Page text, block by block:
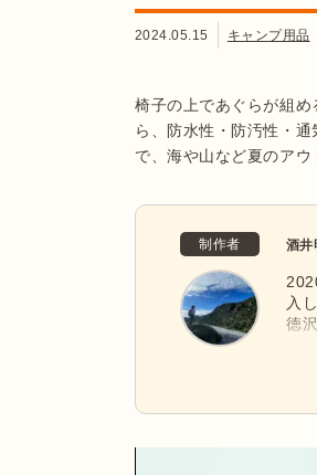
2024.05.15 キャンプ用品
椅子の上であぐらが組
ら、防水性・防汚性・
で、海や山など夏のアウ
制作者 酒井
入
徳